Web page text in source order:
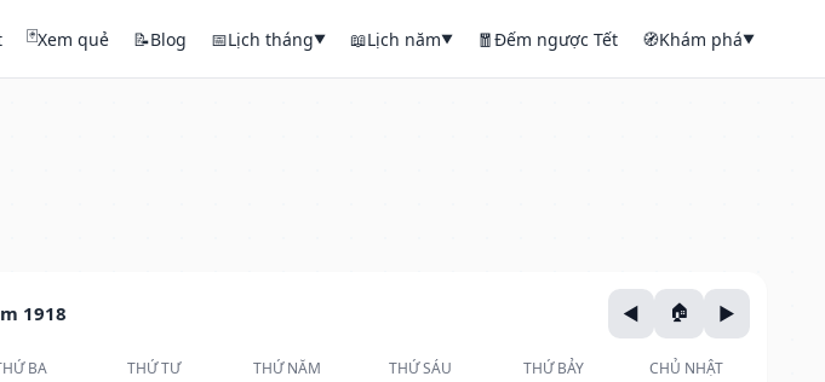
🃏Xem quẻ 📝Blog 📅Lịch tháng▼ 📖Lịch năm▼ 🧧Đếm ngược Tết 🧭Khám phá▼
1918
BA THỨ TƯ THỨ NĂM THỨ SÁU THỨ BẢY CHỦ NHẬT